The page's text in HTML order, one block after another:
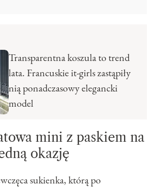
Transparentna koszula to trend
lata. Francuskie it-girls zastąpiły
nią ponadczasowy elegancki
model
mini z paskiem na
okazję
sukienka, którą po